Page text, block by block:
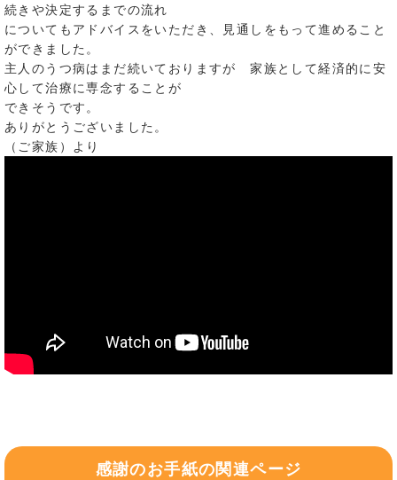
続きや決定するまでの流れ
についてもアドバイスをいただき、見通しをもって進めること
ができました。
主人のうつ病はまだ続いておりますが 家族として経済的に安
心して治療に専念することが
できそうです。
ありがとうございました。
（ご家族）より
感謝のお手紙の関連ページ